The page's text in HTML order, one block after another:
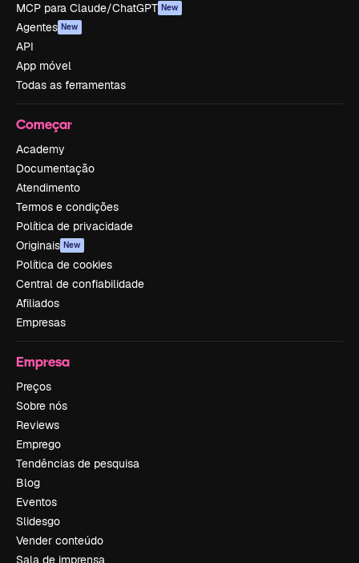
MCP para Claude/ChatGPT New
Agentes New
API
App móvel
Todas as ferramentas
Começar
Academy
Documentação
Atendimento
Termos e condições
Política de privacidade
Originais New
Política de cookies
Central de confiabilidade
Afiliados
Empresas
Empresa
Preços
Sobre nós
Reviews
Emprego
Tendências de pesquisa
Blog
Eventos
Slidesgo
Vender conteúdo
Sala de imprensa